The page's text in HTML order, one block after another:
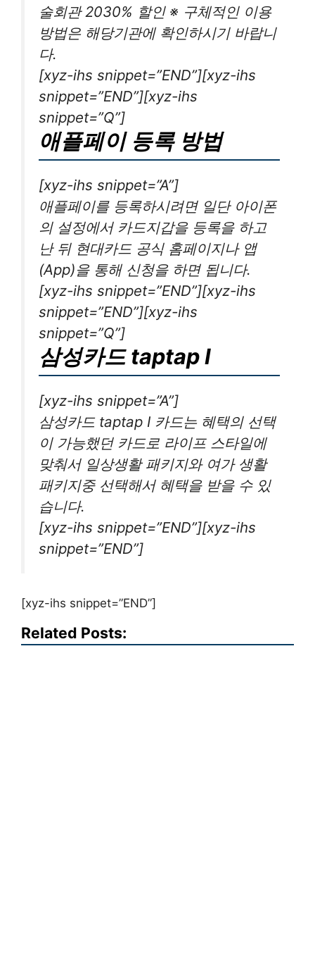
술회관 2030% 할인 ※ 구체적인 이용
방법은 해당기관에 확인하시기 바랍니
다.
[xyz-ihs snippet=”END”][xyz-ihs
snippet=”END”][xyz-ihs
snippet=”Q”]
애플페이 등록 방법
[xyz-ihs snippet=”A”]
애플페이를 등록하시려면 일단 아이폰
의 설정에서 카드지갑을 등록을 하고
난 뒤 현대카드 공식 홈페이지나 앱
(App)을 통해 신청을 하면 됩니다.
[xyz-ihs snippet=”END”][xyz-ihs
snippet=”END”][xyz-ihs
snippet=”Q”]
삼성카드 taptap I
[xyz-ihs snippet=”A”]
삼성카드 taptap I 카드는 혜택의 선택
이 가능했던 카드로 라이프 스타일에
맞춰서 일상생활 패키지와 여가 생활
패키지중 선택해서 혜택을 받을 수 있
습니다.
[xyz-ihs snippet=”END”][xyz-ihs
snippet=”END”]
[xyz-ihs snippet=”END”]
Related Posts: